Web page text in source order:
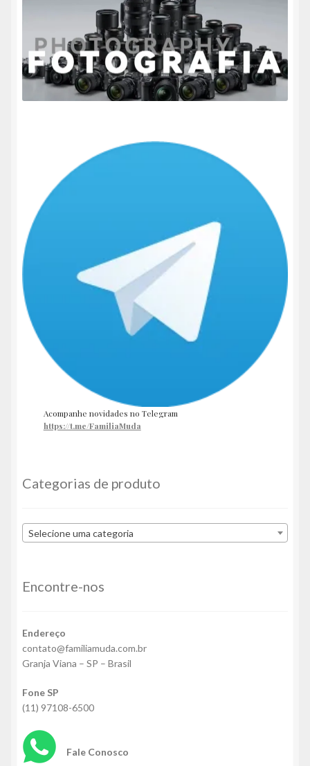
Acompanhe novidades no Telegram
https://t.me/FamiliaMuda
Categorias de produto
Selecione uma categoria
Encontre-nos
Endereço
contato@familiamuda.com.br
Granja Viana – SP – Brasil
Fone SP
(11) 97108-6500
Fale Conosco